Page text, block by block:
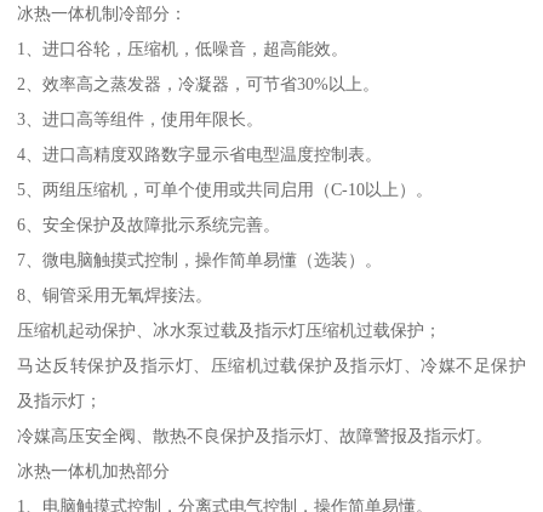
冰热一体机制冷部分：
1、进口谷轮，压缩机，低噪音，超高能效。
2、效率高之蒸发器，冷凝器，可节省30%以上。
3、进口高等组件，使用年限长。
4、进口高精度双路数字显示省电型温度控制表。
5、两组压缩机，可单个使用或共同启用（C-10以上）。
6、安全保护及故障批示系统完善。
7、微电脑触摸式控制，操作简单易懂（选装）。
8、铜管采用无氧焊接法。
压缩机起动保护、冰水泵过载及指示灯压缩机过载保护；
马达反转保护及指示灯、压缩机过载保护及指示灯、冷媒不足保护
及指示灯；
冷媒高压安全阀、散热不良保护及指示灯、故障警报及指示灯。
冰热一体机加热部分
1、电脑触摸式控制，分离式电气控制，操作简单易懂。